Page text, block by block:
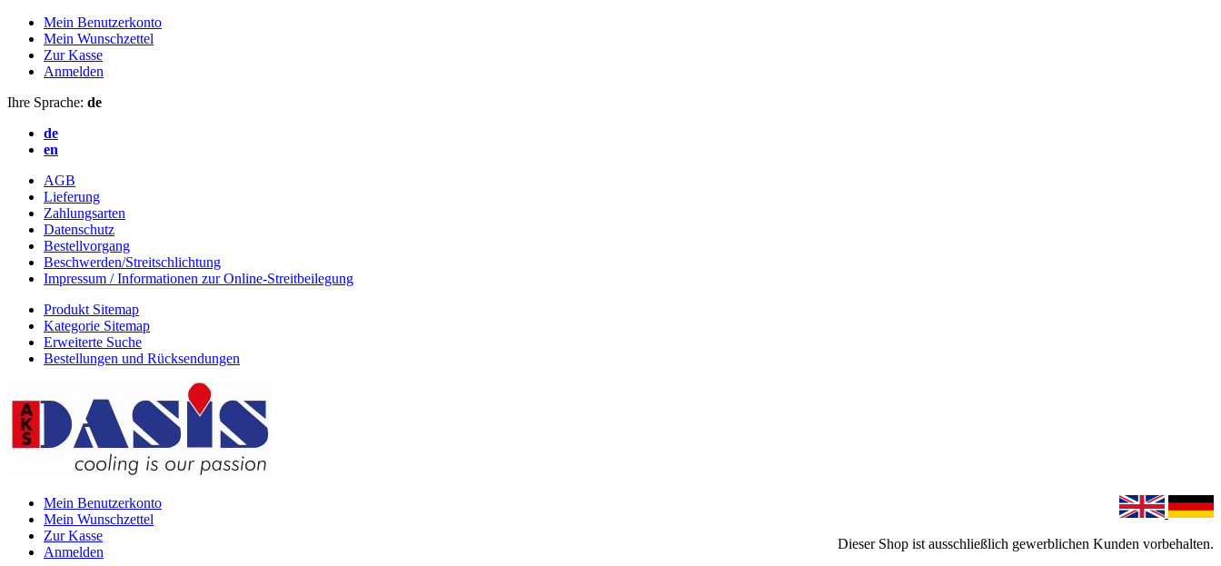
Mein Benutzerkonto
Mein Wunschzettel
Zur Kasse
Anmelden
Ihre Sprache: de
de
en
AGB
Lieferung
Zahlungsarten
Datenschutz
Bestellvorgang
Beschwerden/Streitschlichtung
Impressum / Informationen zur Online-Streitbeilegung
Produkt Sitemap
Kategorie Sitemap
Erweiterte Suche
Bestellungen und Rücksendungen
Dieser Shop ist ausschließlich gewerblichen Kunden vorbehalten.
Mein Benutzerkonto
Mein Wunschzettel
Zur Kasse
Anmelden